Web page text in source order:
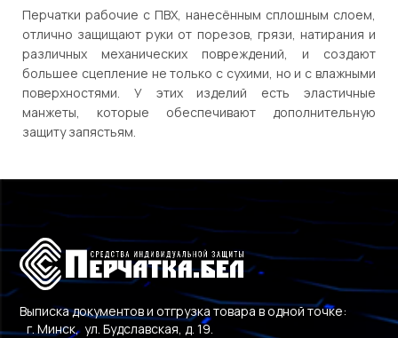
Перчатки рабочие с ПВХ, нанесённым сплошным слоем,
отлично защищают руки от порезов, грязи, натирания и
различных механических повреждений, и создают
большее сцепление не только с сухими, но и с влажными
поверхностями. У этих изделий есть эластичные
манжеты, которые обеспечивают дополнительную
защиту запястьям.
Выписка документов и отгрузка товара в одной точке:
г. Минск, ул. Будславская, д. 19.